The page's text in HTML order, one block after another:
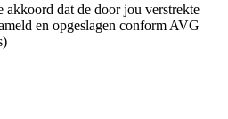
akkoord dat de door jou verstrekte
en opgeslagen conform AVG